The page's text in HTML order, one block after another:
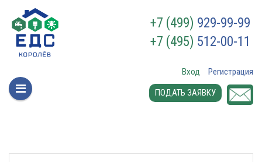
+7 (499) 929-99-99
+7 (495) 512-00-11
Вход
Регистрация
ПОДАТЬ ЗАЯВКУ